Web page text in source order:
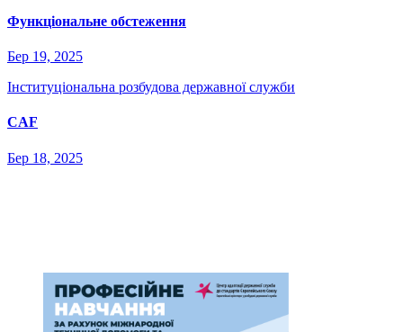
Функціональне обстеження
Бер 19, 2025
Інституціональна розбудова державної служби
CAF
Бер 18, 2025